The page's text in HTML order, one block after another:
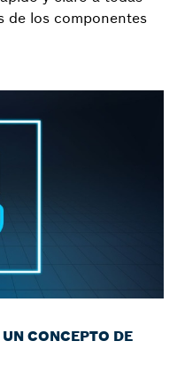
de los componentes
CONCEPTO DE